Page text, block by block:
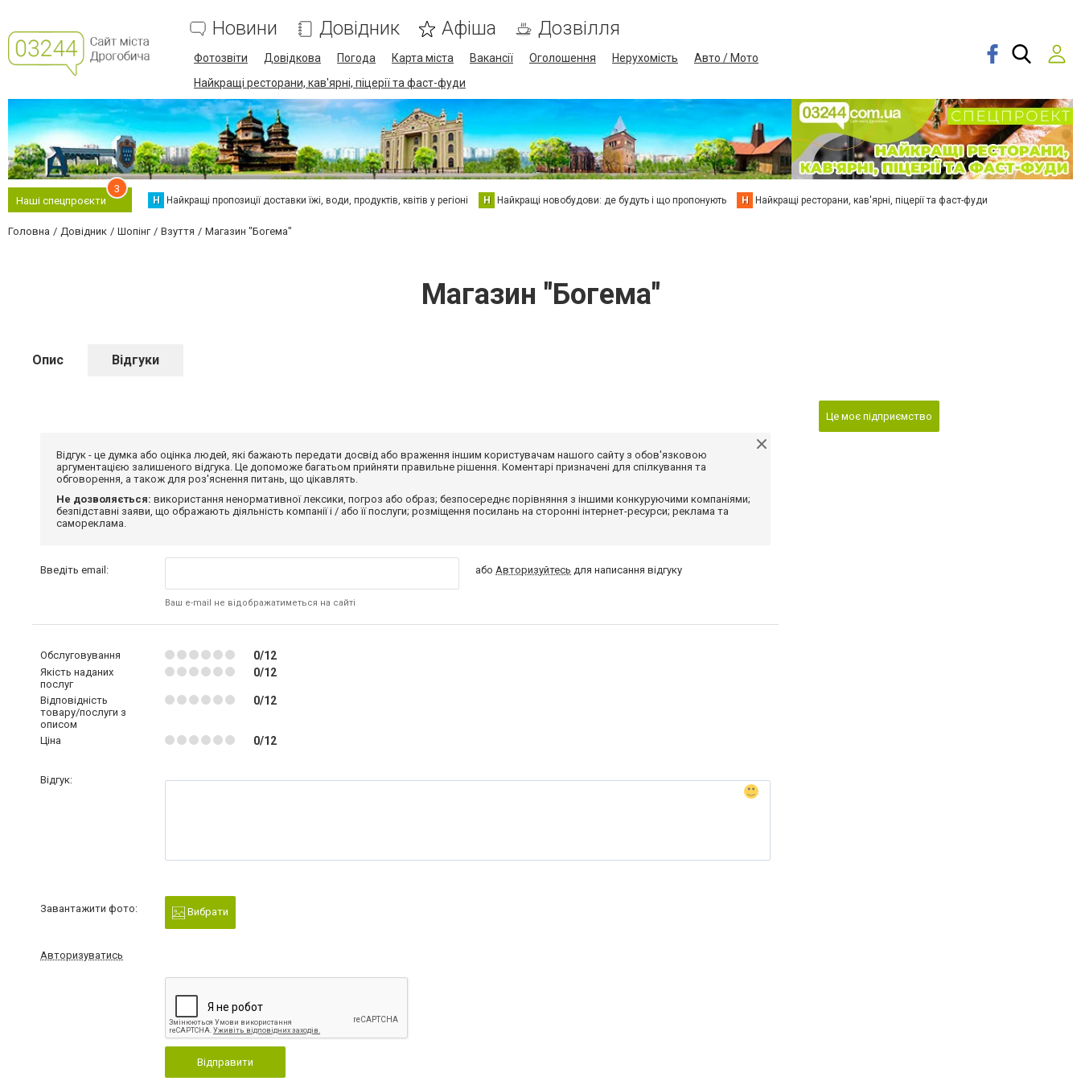
Новини Довідник Афіша Дозвілля
Фотозвіти Довідкова Погода Карта міста Вакансії Оголошення Нерухомість
Авто / Мото
Найкращі ресторани, кав'ярні, піцерії та фаст-фуди
Наші спецпроєкти
3
Н Найкращі пропозиції доставки їжі, води, продуктів, квітів у регіоні Н Найкращі новобудови: де будуть і що пропонують Н Найкращі ресторани, кав'ярні, піцерії та фаст-фуди
Головна Довідник Шопінг Взуття Магазин "Богема"
Магазин "Богема"
Опис Відгуки
Відгук - це думка або оцінка людей, які бажають передати досвід або враження іншим користувачам нашого сайту з обов'язковою
аргументацією залишеного відгука. Це допоможе багатьом прийняти правильне рішення. Коментарі призначені для спілкування та
обговорення, а також для роз'яснення питань, що цікавлять.
Не дозволяється: використання ненормативної лексики, погроз або образ; безпосереднє порівняння з іншими конкуруючими компаніями;
безпідставні заяви, що ображають діяльність компанії і / або її послуги; розміщення посилань на сторонні інтернет-ресурси; реклама та
самореклама.
Введіть email:
Ваш e-mail не відображатиметься на сайті
абоАвторизуйтесь для написання відгуку
Обслуговування 0/12
Якість наданих
послуг
0/12
Відповідність
товару/послуги з
описом
0/12
Ціна 0/12
Відгук:
Завантажити фото: Вибрати
Авторизуватись
Відправити
Це моє підприємство